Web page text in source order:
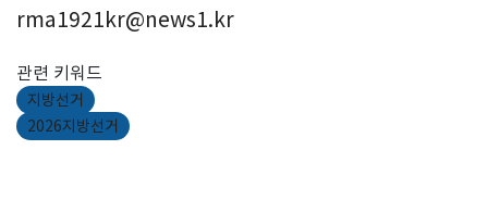
rma1921kr@news1.kr
관련 키워드
지방선거
2026지방선거